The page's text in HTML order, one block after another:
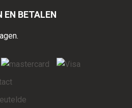
EN BETALEN